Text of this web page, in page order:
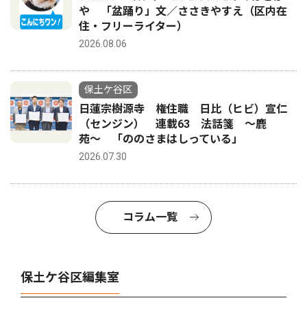
や 「盆踊り」文／ささきやすえ（区内在
住・フリーライター）
2026.08.06
保土ケ谷区
日蓮宗樹源寺 権住職 日比（ヒビ）宣仁
（センジン） 連載63 法話箋 〜鹿
苑〜 「ののさまはしっている」
2026.07.30
コラム一覧
保土ケ谷区編集室